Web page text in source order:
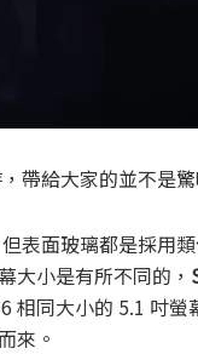
帶給大家的並不是
表面玻璃都是採用
大小是有所不同的，
相同大小的 5.1 吋
來。